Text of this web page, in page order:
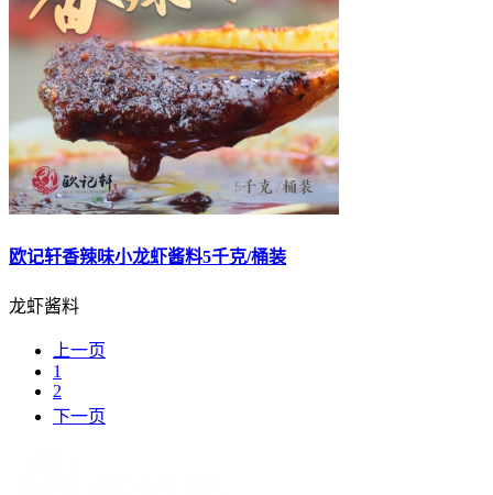
欧记轩香辣味小龙虾酱料5千克/桶装
龙虾酱料
上一页
1
2
下一页